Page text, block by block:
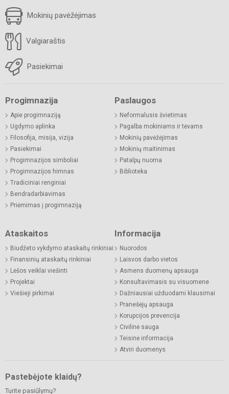
Mokinių pavėžėjimas
Valgiaraštis
Pasiekimai
Progimnazija
Apie progimnaziją
Ugdymo aplinka
Filosofija, misija, vizija
Pasiekimai
Progimnazijos simboliai
Progimnazijos himnas
Tradiciniai renginiai
Bendradarbiavimas
Priėmimas į progimnaziją
Paslaugos
Neformalusis švietimas
Pagalba mokiniams ir tėvams
Mokinių pavėžėjimas
Mokinių maitinimas
Patalpų nuoma
Biblioteka
Ataskaitos
Biudžeto vykdymo ataskaitų rinkiniai
Finansinių ataskaitų rinkiniai
Lėšos veiklai viešinti
Projektai
Viešieji pirkimai
Informacija
Nuorodos
Laisvos darbo vietos
Asmens duomenų apsauga
Konsultavimasis su visuomene
Dažniausiai užduodami klausimai
Pranešėjų apsauga
Korupcijos prevencija
Civilinė sauga
Teisinė informacija
Atviri duomenys
Pastebėjote klaidų?
Turite pasiūlymų?